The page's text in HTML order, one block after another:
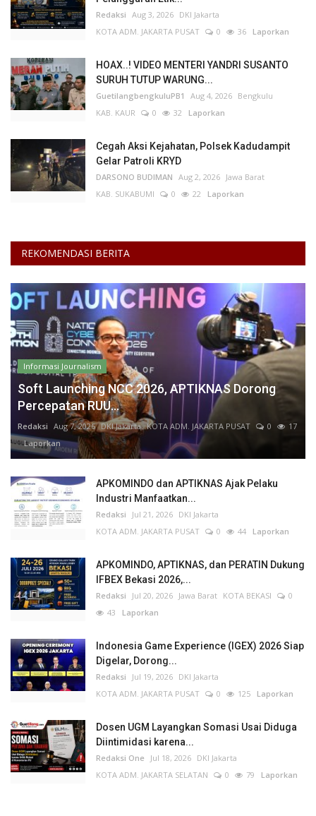
Redaksi Aug 3, 2026 DKI Jakarta
KOTA ADM. JAKARTA PUSAT
0 36 Laporkan
HOAX..! VIDEO MENTERI YANDRI SUSANTO
SURUH TUTUP WARUNG...
GuetilangbengkuluPB1 Aug 4, 2026 Bengkulu
KAB. KAUR
0 32 Laporkan
Cegah Aksi Kejahatan, Polsek Kadudampit
Gelar Patroli KRYD
DARSONO BUDIMAN Aug 2, 2026 Jawa Barat
KAB. SUKABUMI
0 22 Laporkan
REKOMENDASI BERITA
Informasi Journalism
Soft Launching NCC 2026, APTIKNAS Dorong
Percepatan RUU...
Redaksi Aug 7, 2026 DKI Jakarta KOTA ADM. JAKARTA PUSAT 0
17
Laporkan
APKOMINDO dan APTIKNAS Ajak Pelaku
Industri Manfaatkan...
Redaksi Jul 21, 2026 DKI Jakarta
KOTA ADM. JAKARTA PUSAT
0 44 Laporkan
APKOMINDO, APTIKNAS, dan PERATIN Dukung
IFBEX Bekasi 2026,...
Redaksi Jul 20, 2026 Jawa Barat KOTA BEKASI
0
43 Laporkan
Indonesia Game Experience (IGEX) 2026 Siap
Digelar, Dorong...
Redaksi Jul 19, 2026 DKI Jakarta
KOTA ADM. JAKARTA PUSAT
0 125 Laporkan
Dosen UGM Layangkan Somasi Usai Diduga
Diintimidasi karena...
Redaksi One Jul 18, 2026 DKI Jakarta
KOTA ADM. JAKARTA SELATAN
0 79 Laporkan